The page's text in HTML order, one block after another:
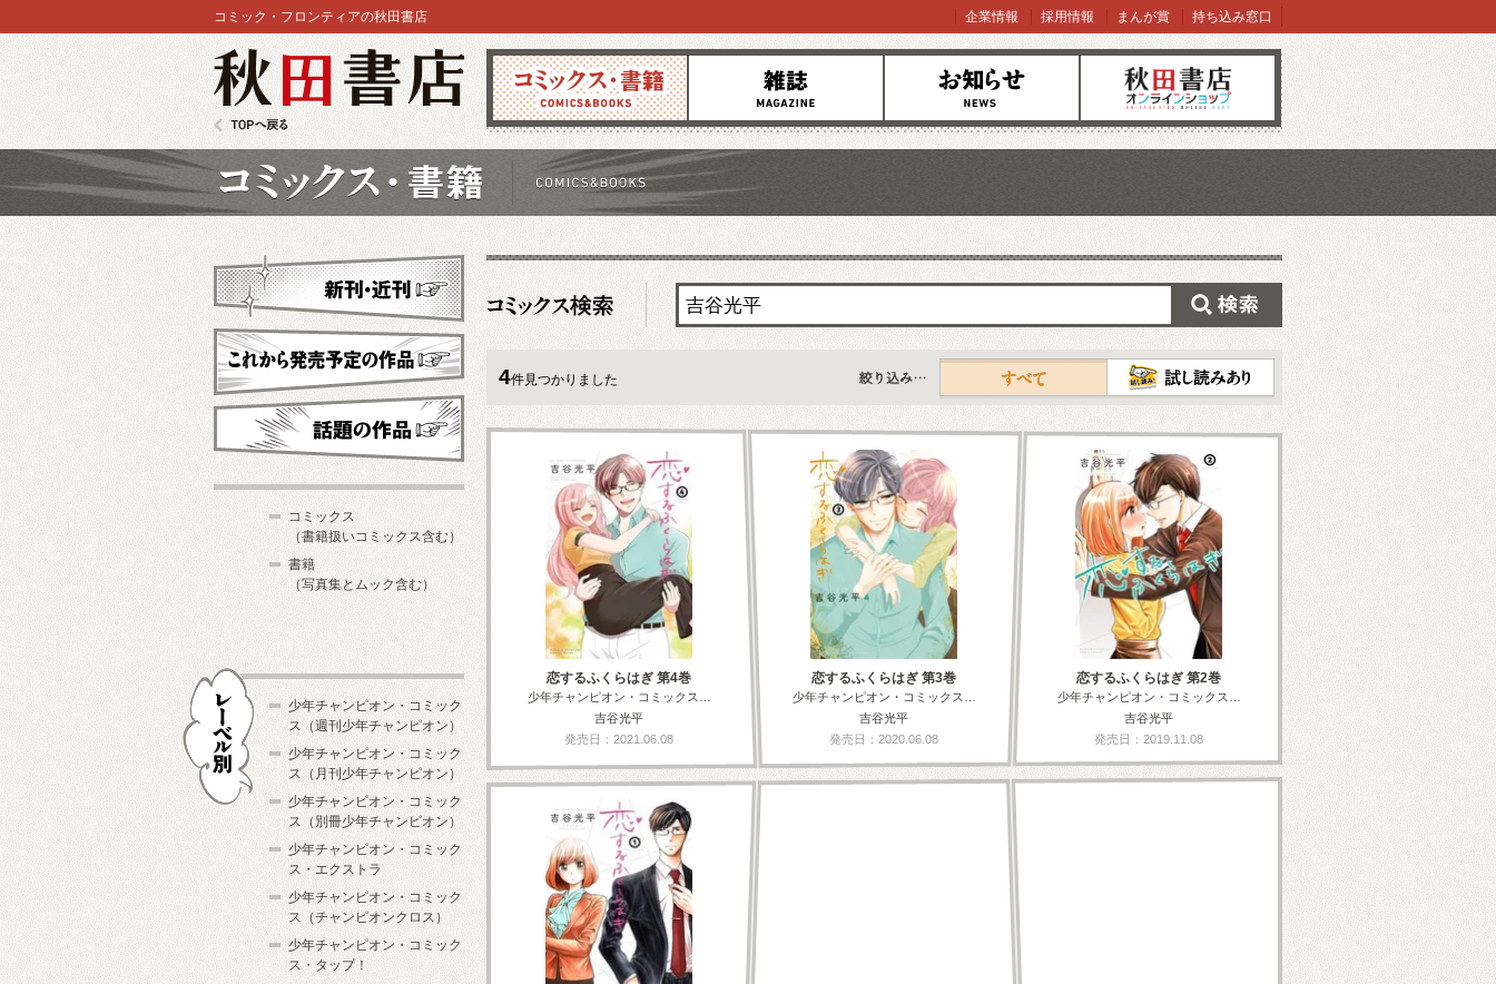
コミックス 雑誌 お知らせ オンラインショップ
コミック・フロンティアの秋田書店 企業情報 採用情報 まんが賞 持ち込み窓口
4件見つかりました
すべて
恋するふくらはぎ 第4巻
少年チャンピオン・コミックス…
吉谷光平
発売日：2021.06.08
恋するふくらはぎ 第3巻
少年チャンピオン・コミックス…
吉谷光平
発売日：2020.06.08
恋するふくらはぎ 第2巻
少年チャンピオン・コミックス…
吉谷光平
発売日：2019.11.08
新刊・近刊
これから発売予定
コミックス
（書籍扱いコミックス含む）
書籍
（写真集とムック含む）
少年チャンピオン・コミック
ス（週刊少年チャンピオン）
少年チャンピオン・コミック
ス（月刊少年チャンピオン）
少年チャンピオン・コミック
ス（別冊少年チャンピオン）
少年チャンピオン・コミック
ス・エクストラ
少年チャンピオン・コミック
ス（チャンピオンクロス）
少年チャンピオン・コミック
ス・タップ！